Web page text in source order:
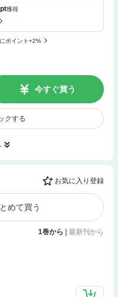
pt獲得
ポイント+2%
今すぐ買う
クする
お気に入り登録
めて買う
1巻から | 最新刊から